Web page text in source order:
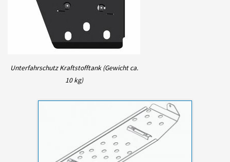
Unterfahrschutz Kraftstofftank (Gewicht ca.
10 kg)